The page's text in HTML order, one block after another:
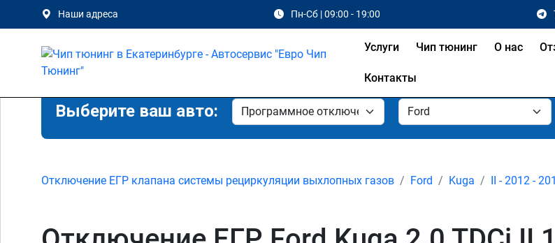
Наши адреса Пн-Сб | 09:00 - 19:00
Услуги Чип тюнинг О нас
Контакты
Выберите ваш авто:
Отключение ЕГР клапана системы рециркуляции выхлопных газов Ford Kuga II - 2012 -